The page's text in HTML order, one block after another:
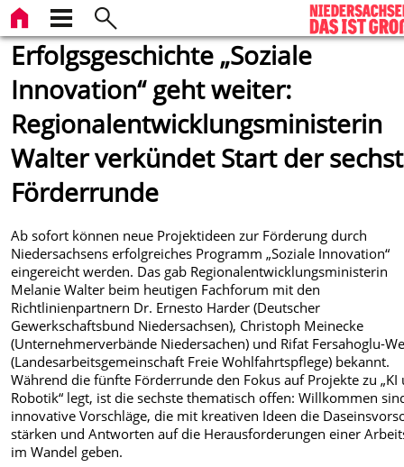
Erfolgsgeschichte „Soziale
Innovation“ geht weiter:
Regionalentwicklungsministerin
Walter verkündet Start der
Förderrunde
Ab sofort können neue Projektideen zur Förderung durch
Niedersachsens erfolgreiches Programm „Soziale Innovation“
eingereicht werden. Das gab Regionalentwicklungsministerin
Melanie Walter beim heutigen Fachforum mit den
Richtlinienpartnern Dr. Ernesto Harder (Deutscher
Gewerkschaftsbund Niedersachsen), Christoph Meinecke
(Unternehmerverbände Niedersachen) und Rifat Fersahoglu-
(Landesarbeitsgemeinschaft Freie Wohlfahrtspflege) bekannt.
Während die fünfte Förderrunde den Fokus auf Projekte zu „KI
Robotik“ legt, ist die sechste thematisch offen: Willkommen
innovative Vorschläge, die mit kreativen Ideen die
stärken und Antworten auf die Herausforderungen einer
im Wandel geben.